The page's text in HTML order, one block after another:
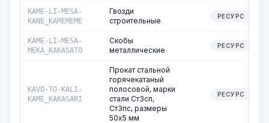
KAME-LI-MESA-
KANE_KAMEMEME
Гвозди
строительные
РЕСУРС
KAME-LI-MESA-
MEKA_KAKASATO
Скобы
металлические
РЕСУРС
KAVO-TO-KALI-
KAME_KAKASARI
Прокат стальной
горячекатаный
полосовой, марки
стали Ст3сп,
Ст3пс, размеры
50х5 мм
РЕСУРС